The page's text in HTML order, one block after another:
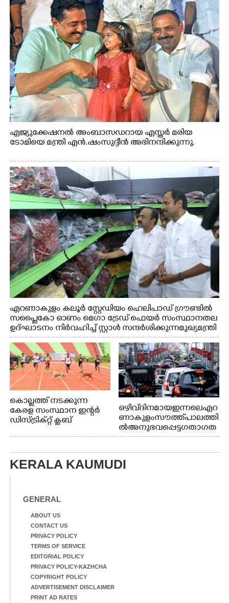
എജ്യുക്കേഷനൽ അംബാസഡറായ എസ്തർ മരിയ
ടോമിയെ മന്ത്രി എൻ.ഷംസുദ്ദീൻ അഭിനന്ദിക്കുന്നു.
എറണാകുളം കലൂർ സ്റ്റേഡിയം ഹെലിപാഡ് ഗ്രൗണ്ടിൽ
സപ്ളൈകോ ഓണം മെഗാ ട്രേഡ് ഫെയർ സംസ്ഥാനതല
ഉദ്ഘാടനം നിർവഹിച്ച് സ്റ്റാൾ സന്ദർശിക്കുന്ന മുഖ്യമന്ത്രി
വി.ഡി. സതീശൻ. മന്ത്രി അനൂപ് ജേക്കബ് സമീപം
കൊല്ലത്ത് നടക്കുന്ന
കേരള സംസ്ഥാന ഇന്റർ
ഡിസ്ട്രിക്റ്റ് ക്ലബ്
ചാമ്പ്യൻഷിപ്പിൽ അണ്ടർ
20 ആൺകുട്ടികളുടെ 200
മീറ്റർ ഓട്ടം ഫൈനൽ
മത്സരത്തിനിടെ സിന്തറ്റിക്
ട്രാക്കിന് കുറുകെ ഓടുന്ന
ഒഴിവ് ദിനമായ ഇന്നലെ എറ
ണാകുളം സൗത്ത് പാലത്തി
ൽ അനുഭവപ്പെട്ട ഗതാഗത
ക്കുരുക്ക്
KERALA KAUMUDI
GENERAL
ABOUT US
CONTACT US
PRIVACY POLICY
TERMS OF SERVICE
EDITORIAL POLICY
PRIVACY POLICY-KAZHCHA
COPYRIGHT POLICY
ADVERTISEMENT DISCLAIMER
PRINT AD RATES